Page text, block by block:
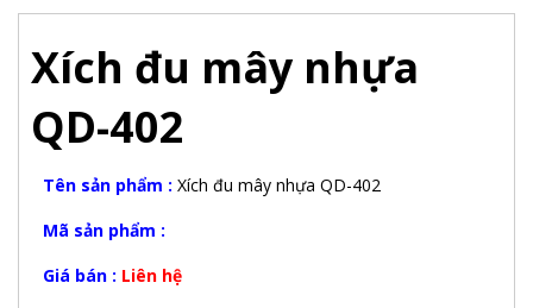
Xích đu mây nhựa
QD-402
Tên sản phẩm : Xích đu mây nhựa QD-402
Mã sản phẩm :
Giá bán : Liên hệ